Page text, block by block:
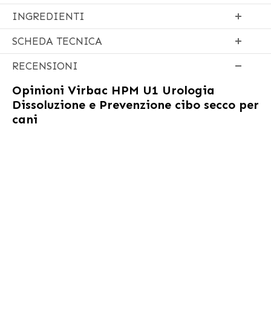
INGREDIENTI
SCHEDA TECNICA
RECENSIONI
Opinioni Virbac HPM U1 Urologia
Dissoluzione e Prevenzione cibo secco per
cani